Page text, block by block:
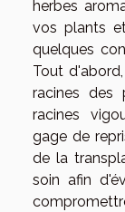
herbes
vos plants
quelques
Tout
racines des
racines
gage de
de la
soin afin